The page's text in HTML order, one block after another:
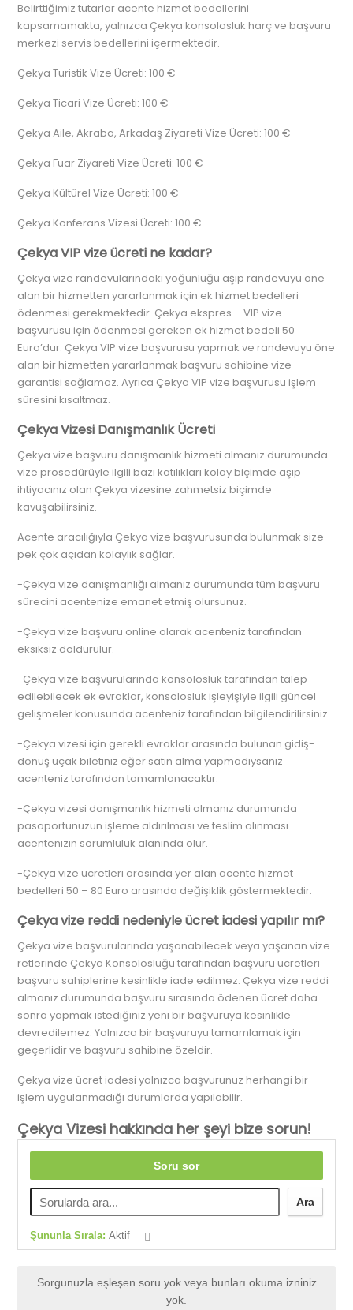
Belirttiğimiz tutarlar acente hizmet bedellerini
kapsamamakta, yalnızca Çekya konsolosluk harç ve başvuru
merkezi servis bedellerini içermektedir.
Çekya Turistik Vize Ücreti: 100 €
Çekya Ticari Vize Ücreti: 100 €
Çekya Aile, Akraba, Arkadaş Ziyareti Vize Ücreti: 100 €
Çekya Fuar Ziyareti Vize Ücreti: 100 €
Çekya Kültürel Vize Ücreti: 100 €
Çekya Konferans Vizesi Ücreti: 100 €
Çekya VIP vize ücreti ne kadar?
Çekya vize randevularındaki yoğunluğu aşıp randevuyu öne
alan bir hizmetten yararlanmak için ek hizmet bedelleri
ödenmesi gerekmektedir. Çekya ekspres – VIP vize
başvurusu için ödenmesi gereken ek hizmet bedeli 50
Euro’dur. Çekya VIP vize başvurusu yapmak ve randevuyu öne
alan bir hizmetten yararlanmak başvuru sahibine vize
garantisi sağlamaz. Ayrıca Çekya VIP vize başvurusu işlem
süresini kısaltmaz.
Çekya Vizesi Danışmanlık Ücreti
Çekya vize başvuru danışmanlık hizmeti almanız durumunda
vize prosedürüyle ilgili bazı katılıkları kolay biçimde aşıp
ihtiyacınız olan Çekya vizesine zahmetsiz biçimde
kavuşabilirsiniz.
Acente aracılığıyla Çekya vize başvurusunda bulunmak size
pek çok açıdan kolaylık sağlar.
-Çekya vize danışmanlığı almanız durumunda tüm başvuru
sürecini acentenize emanet etmiş olursunuz.
-Çekya vize başvuru online olarak acenteniz tarafından
eksiksiz doldurulur.
-Çekya vize başvurularında konsolosluk tarafından talep
edilebilecek ek evraklar, konsolosluk işleyişiyle ilgili güncel
gelişmeler konusunda acenteniz tarafından bilgilendirilirsiniz.
-Çekya vizesi için gerekli evraklar arasında bulunan gidiş-
dönüş uçak biletiniz eğer satın alma yapmadıysanız
acenteniz tarafından tamamlanacaktır.
-Çekya vizesi danışmanlık hizmeti almanız durumunda
pasaportunuzun işleme aldırılması ve teslim alınması
acentenizin sorumluluk alanında olur.
-Çekya vize ücretleri arasında yer alan acente hizmet
bedelleri 50 – 80 Euro arasında değişiklik göstermektedir.
Çekya vize reddi nedeniyle ücret iadesi yapılır mı?
Çekya vize başvurularında yaşanabilecek veya yaşanan vize
retlerinde Çekya Konsolosluğu tarafından başvuru ücretleri
başvuru sahiplerine kesinlikle iade edilmez. Çekya vize reddi
almanız durumunda başvuru sırasında ödenen ücret daha
sonra yapmak istediğiniz yeni bir başvuruya kesinlikle
devredilemez. Yalnızca bir başvuruyu tamamlamak için
geçerlidir ve başvuru sahibine özeldir.
Çekya vize ücret iadesi yalnızca başvurunuz herhangi bir
işlem uygulanmadığı durumlarda yapılabilir.
Çekya Vizesi hakkında her şeyi bize sorun!
Soru sor
Ara
Şununla Sırala:Aktif
Sorgunuzla eşleşen soru yok veya bunları okuma izniniz
yok.